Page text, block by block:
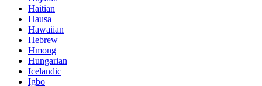
Haitian
Hausa
Hawaiian
Hebrew
Hmong
Hungarian
Icelandic
Igbo